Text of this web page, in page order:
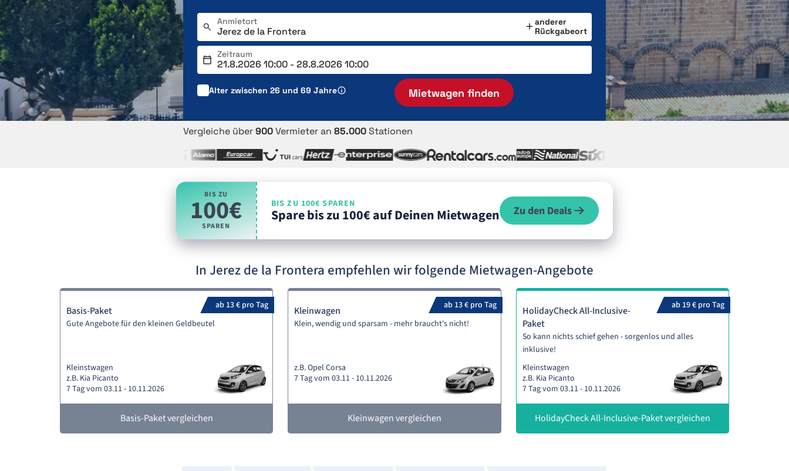
Anmietort
anderer
Rückgabeort
Zeitraum
Alter zwischen 26 und 69 Jahre Mietwagen finden
Vergleiche über900Vermieter an 85.000Stationen
BIS ZU
100€
SPAREN
BIS ZU 100€ SPAREN
Spare bis zu 100€ auf Deinen Mietwagen Zu den Deals
In Jerez de la Frontera empfehlen wir folgende Mietwagen-Angebote
ab 13 € pro Tag
Basis-Paket
Gute Angebote für den kleinen Geldbeutel
Kleinstwagen
z.B. Kia Picanto
7 Tag vom 03.11 - 10.11.2026
Basis-Paket vergleichen
ab 13 € pro Tag
Kleinwagen
Klein, wendig und sparsam - mehr braucht's nicht!
z.B. Opel Corsa
7 Tag vom 03.11 - 10.11.2026
Kleinwagen vergleichen
ab 19 € pro Tag
HolidayCheck All-Inclusive-
Paket
So kann nichts schief gehen - sorgenlos und alles
inklusive!
Kleinstwagen
z.B. Kia Picanto
7 Tag vom 03.11 - 10.11.2026
HolidayCheck All-Inclusive-Paket vergleichen